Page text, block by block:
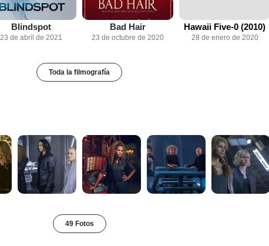
Blindspot
23 de abril de 2021
Bad Hair
23 de octubre de 2020
Hawaii Five-0 (2010)
28 de enero de 2020
Toda la filmografía
49 Fotos